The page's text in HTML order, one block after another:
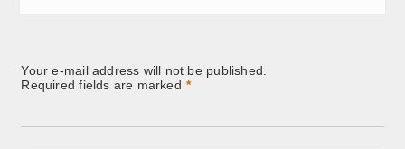
Your e-mail address will not be published.
Required fields are marked *